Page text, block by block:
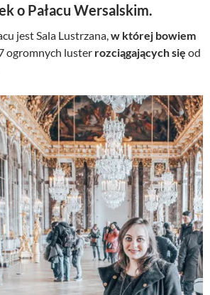
o Pałacu Wersalskim.
jest Sala Lustrzana,w której bowiem
ogromnych luster rozciągających się od